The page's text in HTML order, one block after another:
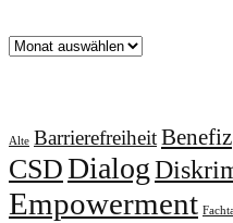
Archiv
Alte BarrierefreiheitBenefiz
CSDDialog
Empowerment